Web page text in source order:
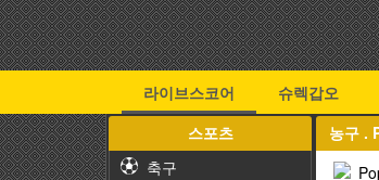
라이브스코어 슈렉갑오
스포츠
축구
농구 .